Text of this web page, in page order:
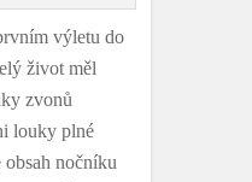
výletu do
život měl
zvonů
louky plné
nočníku